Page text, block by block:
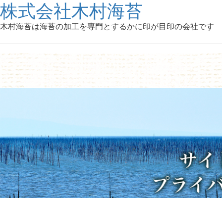
株式会社木村海苔
木村海苔は海苔の加工を専門とするかに印が目印の会社です